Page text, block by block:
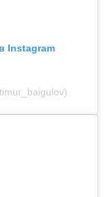
Instagram